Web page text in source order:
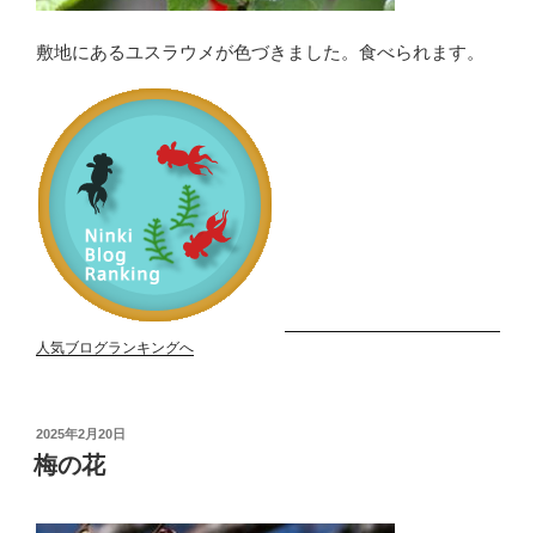
敷地にあるユスラウメが色づきました。食べられます。
人気ブログランキングへ
投
稿
日:
2025年2月20日
梅の花